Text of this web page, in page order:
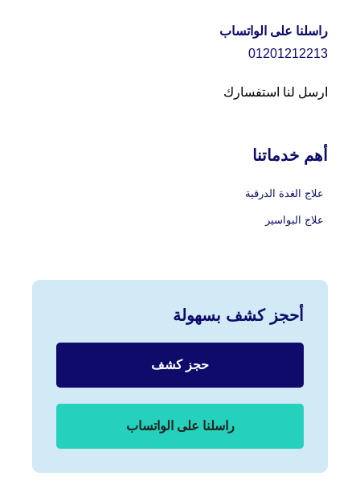
راسلنا على الواتساب
01201212213
ارسل لنا استفسارك
أهم خدماتنا
علاج الغدة الدرقية
علاج البواسير
أحجز كشف بسهولة
حجز كشف
راسلنا على الواتساب